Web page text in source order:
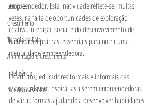
Emoções
Crescimento
Terapia da Fala
Alimentação e Crescimento
Inteligência
Notícias e Eventos
empreendedor. Esta inatividade reflete-se, muitas
vezes, na falta de oportunidades de exploração
criativa, interação social e do desenvolvimento de
habilidades práticas, essenciais para nutrir uma
mentalidade empreendedora.
Os adultos, educadores formais e informais das
crianças, devem inspirá-las a serem empreendedoras
de várias formas, ajudando a desenvolver habilidades